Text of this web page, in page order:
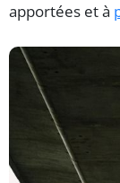
apportées et à